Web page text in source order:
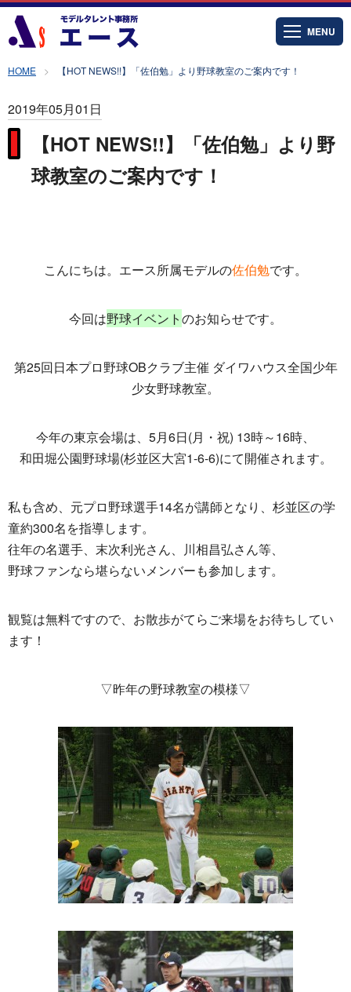
MENU
HOME 【HOT NEWS!!】「佐伯勉」より野球教室のご案内です！
2019年05月01日
【HOT NEWS!!】「佐伯勉」より野
球教室のご案内です！
こんにちは。エース所属モデルの佐伯勉です。
今回は野球イベントのお知らせです。
第25回日本プロ野球OBクラブ主催 ダイワハウス全国少年
少女野球教室。
今年の東京会場は、5月6日(月・祝) 13時～16時、
和田堀公園野球場(杉並区大宮1-6-6)にて開催されます。
私も含め、元プロ野球選手14名が講師となり、杉並区の学
童約300名を指導します。
往年の名選手、末次利光さん、川相昌弘さん等、
野球ファンなら堪らないメンバーも参加します。
観覧は無料ですので、お散歩がてらご来場をお待ちしてい
ます！
▽昨年の野球教室の模様▽